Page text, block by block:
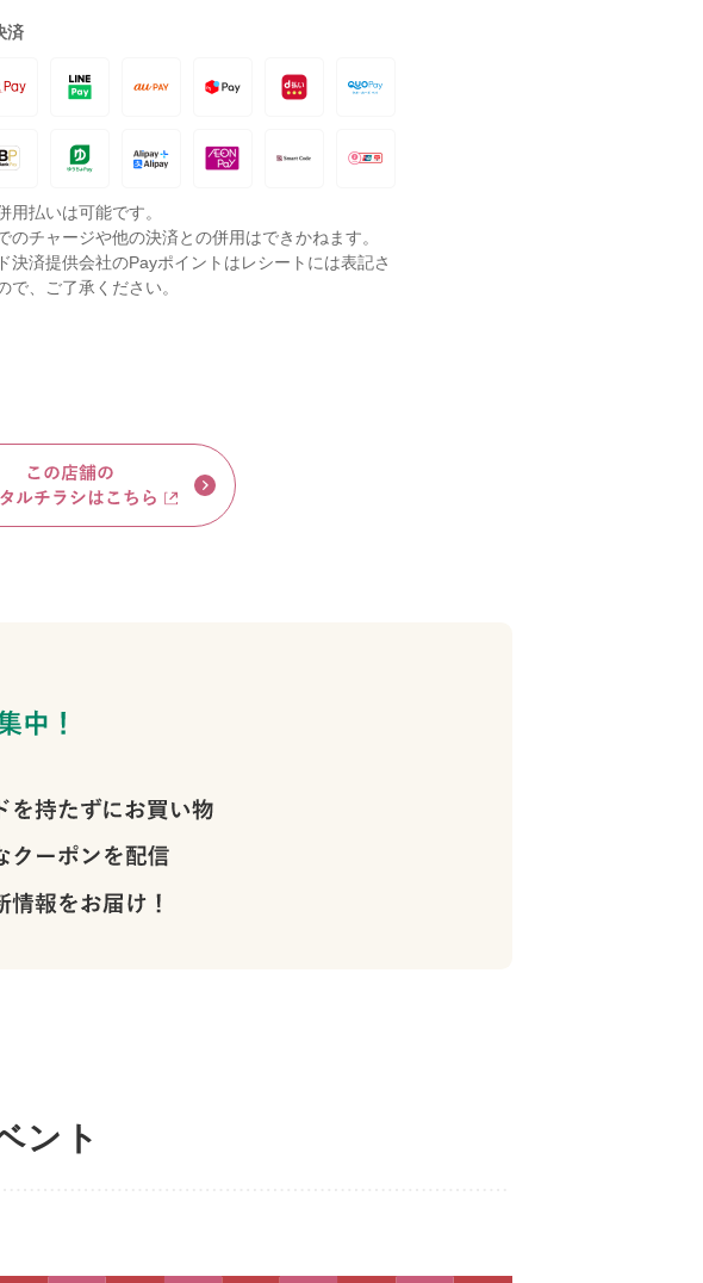
済
用払いは可能です。
のチャージや他の決済との併用はできかねます。
決済提供会社のPayポイントはレシートには表記さ
で、ご了承ください。
ント